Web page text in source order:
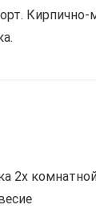
Кирпично-